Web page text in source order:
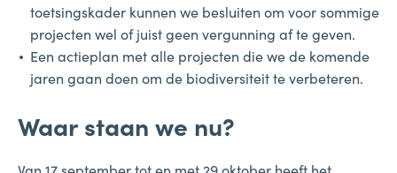
toetsingskader kunnen we besluiten om voor sommige
projecten wel of juist geen vergunning af te geven.
Een actieplan met alle projecten die we de komende
jaren gaan doen om de biodiversiteit te verbeteren.
Waar staan we nu?